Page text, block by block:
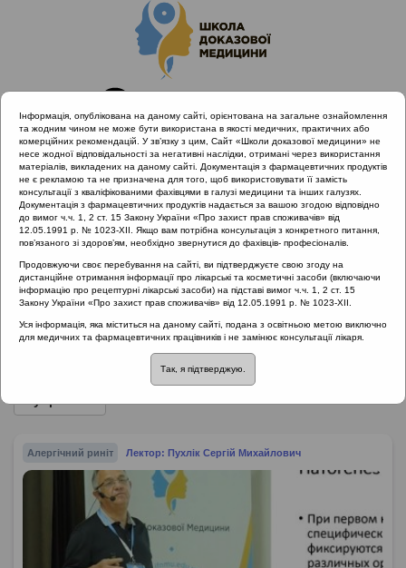
Головна
Проведені заходи
Науково-практична конференція «Сучасні стандарти
діагностики та лікування алергічного риніту»
Науково-практична конференція
«Сучасні стандарти діагностики та
лікування алергічного риніту»
Алергічний риніт Лектор: Пухлік Сергій Михайлович
Інформація, опублікована на даному сайті, орієнтована на загальне ознайомлення
та жодним чином не може бути використана в якості медичних, практичних або
комерційних рекомендацій. У зв’язку з цим, Сайт «Школи доказової медицини» не
несе жодної відповідальності за негативні наслідки, отримані через використання
матеріалів, викладених на даному сайті. Документація з фармацевтичних продуктів
не є рекламою та не призначена для того, щоб використовувати її замість
консультації з кваліфікованими фахівцями в галузі медицини та інших галузях.
Документація з фармацевтичних продуктів надається за вашою згодою відповідно
до вимог ч.ч. 1, 2 ст. 15 Закону України «Про захист прав споживачів» від
12.05.1991 р. № 1023-XII. Якщо вам потрібна консультація з конкретного питання,
пов’язаного зі здоров’ям, необхідно звернутися до фахівців- професіоналів.
Продовжуючи своє перебування на сайті, ви підтверджуєте свою згоду на
дистанційне отримання інформації про лікарські та косметичні засоби (включаючи
інформацію про рецептурні лікарські засоби) на підставі вимог ч.ч. 1, 2 ст. 15
Закону України «Про захист прав споживачів» від 12.05.1991 р. № 1023-XII.
Уся інформація, яка міститься на даному сайті, подана з освітньою метою виключно
для медичних та фармацевтичних працівників і не замінює консультації лікаря.
Так, я підтверджую.